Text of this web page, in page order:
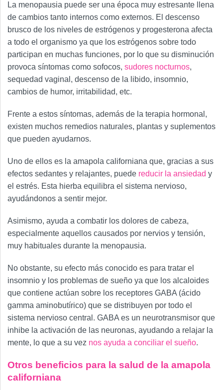
La menopausia puede ser una época muy estresante llena
de cambios tanto internos como externos. El descenso
brusco de los niveles de estrógenos y progesterona afecta
a todo el organismo ya que los estrógenos sobre todo
participan en muchas funciones, por lo que su disminución
provoca síntomas como sofocos, sudores nocturnos,
sequedad vaginal, descenso de la libido, insomnio,
cambios de humor, irritabilidad, etc.
Frente a estos síntomas, además de la terapia hormonal,
existen muchos remedios naturales, plantas y suplementos
que pueden ayudarnos.
Uno de ellos es la amapola californiana que, gracias a sus
efectos sedantes y relajantes, puede reducir la ansiedad y
el estrés. Esta hierba equilibra el sistema nervioso,
ayudándonos a sentir mejor.
Asimismo, ayuda a combatir los dolores de cabeza,
especialmente aquellos causados por nervios y tensión,
muy habituales durante la menopausia.
No obstante, su efecto más conocido es para tratar el
insomnio y los problemas de sueño ya que los alcaloides
que contiene actúan sobre los receptores GABA (ácido
gamma aminobutírico) que se distribuyen por todo el
sistema nervioso central. GABA es un neurotransmisor que
inhibe la activación de las neuronas, ayudando a relajar la
mente, lo que a su vez nos ayuda a conciliar el sueño.
Otros beneficios para la salud de la amapola
californiana